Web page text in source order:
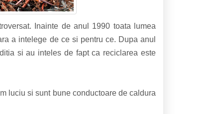
Inainte de anul 1990 toata lumea
a intelege de ce si pentru ce. Dupa anul
si au inteles de fapt ca reciclarea este
luciu si sunt bune conductoare de caldura